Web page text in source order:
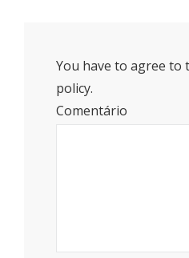
You have to agree to
policy.
Comentário